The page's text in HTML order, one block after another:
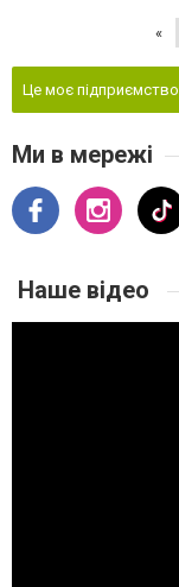
«
Це моє підприємство
Ми в мережі
Наше відео